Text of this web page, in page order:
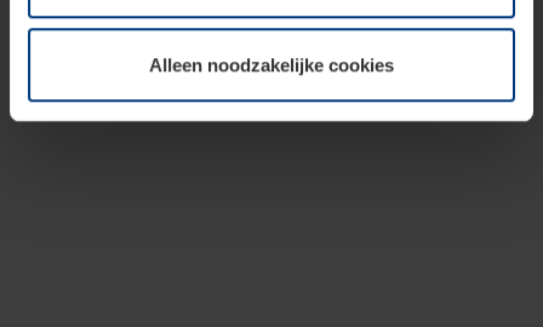
toestemming kunt u op elk moment bij de uitleg van de
wijzigen of herroepen.Alleen noodzakelijke cookies